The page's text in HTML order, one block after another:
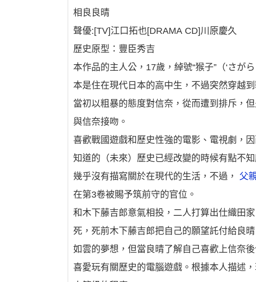
相良良晴
聲優:[TV]江口拓也[DRAMA CD]川原慶久
歷史原型：豐臣秀吉
本作品的主人公，17歲，綽號“猴子”（‘さが
本是住在現代日本的高中生，不過突然穿越
當初以粗暴的態度對信奈，從而遭到排斥，
與信奈接吻。
喜歡戰國遊戲和歷史性強的電影、電視劇，
知道的（未來）歷史已經改變的時候有點不知
幾乎沒有描寫關於在現代的生活，不過， 父
在第3卷被賜予筑前守的官位。
和木下藤吉郎意氣相投，二人打算出仕織田
死，死前木下藤吉郎把自己的願望託付給良
如雲的夢想，但當良晴了解自己喜歡上信奈
喜愛玩有關歷史的電腦遊戲。根據本人描述